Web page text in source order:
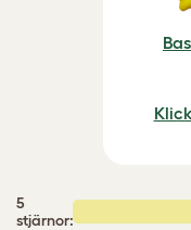
5
stjärnor: